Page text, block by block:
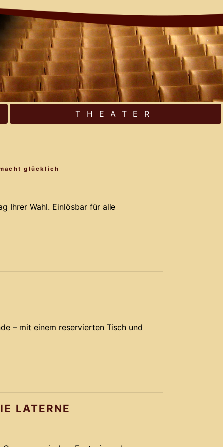
THEATER
glücklich
Ihrer Wahl. Einlösbar für alle
– mit einem reservierten Tisch und
LATERNE